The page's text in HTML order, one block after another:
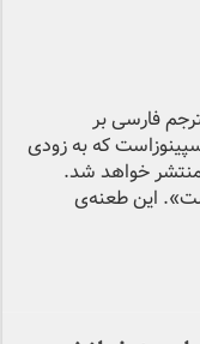
فارسی بر
که به زودی
خواهد شد.
این طعنه‌ی